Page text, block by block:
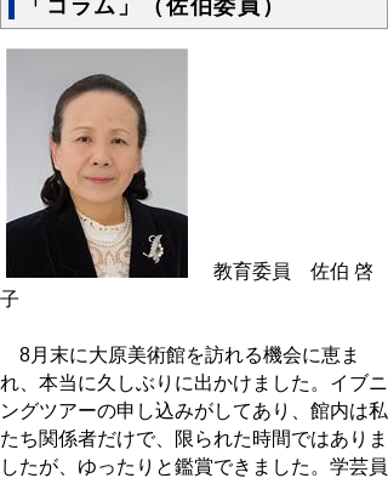
「コラム」（佐伯委員）
教育委員 佐伯 啓
子
8月末に大原美術館を訪れる機会に恵ま
れ、本当に久しぶりに出かけました。イブニ
ングツアーの申し込みがしてあり、館内は私
たち関係者だけで、限られた時間ではありま
したが、ゆったりと鑑賞できました。学芸員